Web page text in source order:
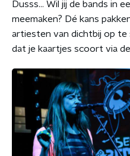
Dusss... Wil jij de bands in
meemaken? Dé kans
artiesten van dichtbij op
dat je kaartjes scoort via